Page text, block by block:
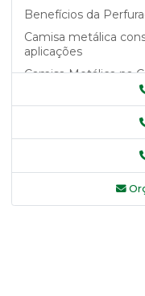
Benefícios da
Camisa metálica
aplicações
Camisa Metálica na
Camisa metálica na
segurança e
Camisa Metálica na
Camisa Metálica na
Camisa Metálica na
Aplicações